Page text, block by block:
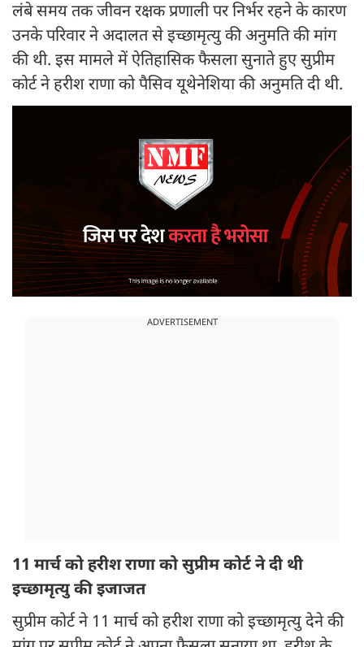
लंबे समय तक जीवन रक्षक प्रणाली पर निर्भर रहने के कारण
उनके परिवार ने अदालत से इच्छामृत्यु की अनुमति की मांग
की थी. इस मामले में ऐतिहासिक फैसला सुनाते हुए सुप्रीम
कोर्ट ने हरीश राणा को पैसिव यूथेनेशिया की अनुमति दी थी.
ADVERTISEMENT
11 मार्च को हरीश राणा को सुप्रीम कोर्ट ने दी थी
इच्छामृत्यु की इजाजत
सुप्रीम कोर्ट ने 11 मार्च को हरीश राणा को इच्छामृत्यु देने की